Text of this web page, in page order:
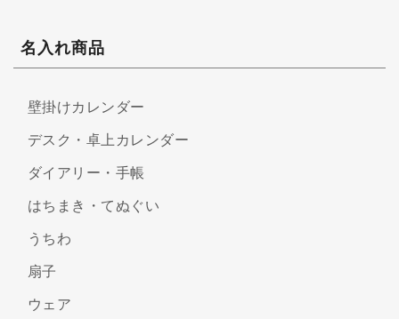
名入れ商品
壁掛けカレンダー
デスク・卓上カレンダー
ダイアリー・手帳
はちまき・てぬぐい
うちわ
扇子
ウェア